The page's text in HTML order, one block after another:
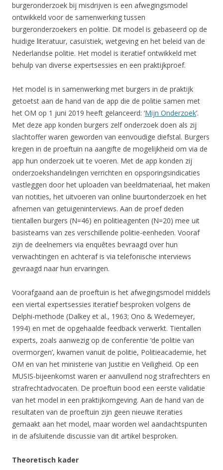
burgeronderzoek bij misdrijven is een afwegingsmodel
ontwikkeld voor de samenwerking tussen
burgeronderzoekers en politie. Dit model is gebaseerd op de
huidige literatuur, casuïstiek, wetgeving en het beleid van de
Nederlandse politie. Het model is iteratief ontwikkeld met
behulp van diverse expertsessies en een praktijkproef.
Het model is in samenwerking met burgers in de praktijk
getoetst aan de hand van de app die de politie samen met
het OM op 1 juni 2019 heeft gelanceerd: ‘Mijn Onderzoek’.
Met deze app konden burgers zelf onderzoek doen als zij
slachtoffer waren geworden van eenvoudige diefstal. Burgers
kregen in de proeftuin na aangifte de mogelijkheid om via de
app hun onderzoek uit te voeren. Met de app konden zij
onderzoekshandelingen verrichten en opsporingsindicaties
vastleggen door het uploaden van beeldmateriaal, het maken
van notities, het uitvoeren van online buurtonderzoek en het
afnemen van getuigeninterviews. Aan de proef deden
tientallen burgers (N=46) en politieagenten (N=20) mee uit
basisteams van zes verschillende politie-eenheden. Vooraf
zijn de deelnemers via enquêtes bevraagd over hun
verwachtingen en achteraf is via telefonische interviews
gevraagd naar hun ervaringen.
Voorafgaand aan de proeftuin is het afwegingsmodel middels
een viertal expertsessies iteratief besproken volgens de
Delphi-methode (Dalkey et al., 1963; Ono & Wedemeyer,
1994) en met de opgehaalde feedback verwerkt. Tientallen
experts, zoals aanwezig op de conferentie ‘de politie van
overmorgen’, kwamen vanuit de politie, Politieacademie, het
OM en van het ministerie van Justitie en Veiligheid. Op een
MUSIS-bijeenkomst waren er aanvullend nog strafrechters en
strafrechtadvocaten. De proeftuin bood een eerste validatie
van het model in een praktijkomgeving. Aan de hand van de
resultaten van de proeftuin zijn geen nieuwe iteraties
gemaakt aan het model, maar worden wel aandachtspunten
in de afsluitende discussie van dit artikel besproken.
Theoretisch kader